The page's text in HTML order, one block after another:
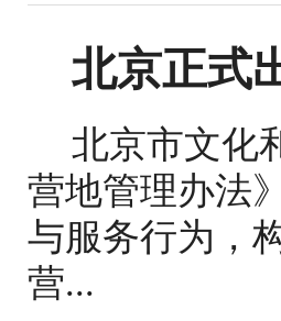
北京正式
北京市文化
营地管理办法
与服务行为，
营...